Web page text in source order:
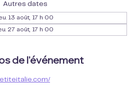
Autres dates
13 août, 17 h 00
27 août, 17 h 00
de l'événement